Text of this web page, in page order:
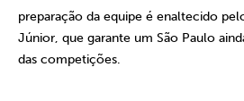
preparação da equipe é enaltecido
Júnior, que garante um São Paulo
das competições.